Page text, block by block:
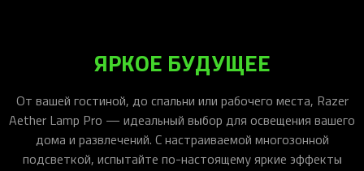
THX Spatial
Synapse 2 Legacy
Virtual Ring Light
Razer Axon
ЯРКОЕ БУДУЩЕЕ
От вашей гостиной, до спальни или рабочего места, Razer
Aether Lamp Pro — идеальный выбор для освещения вашего
дома и развлечений. С настраиваемой многозонной
подсветкой, испытайте по-настоящему яркие эффекты